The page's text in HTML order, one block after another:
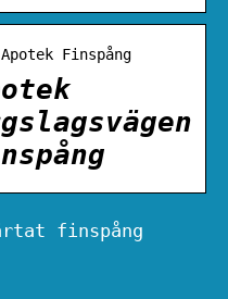
Finspång
finspång